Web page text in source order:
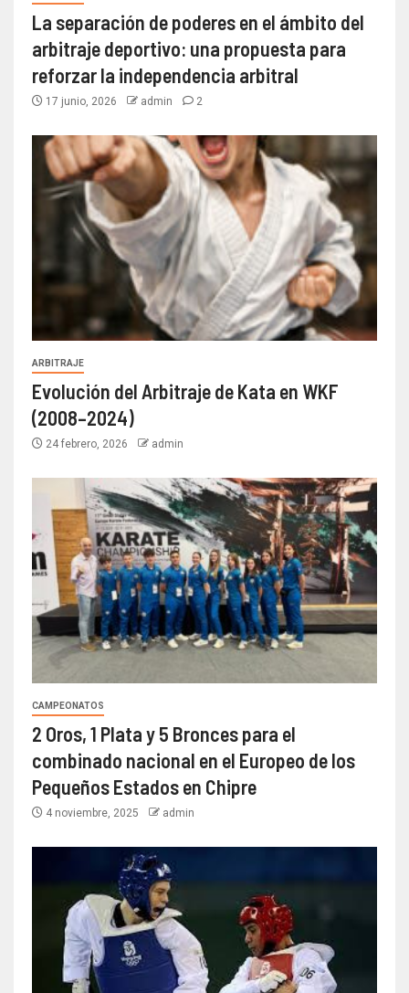
La separación de poderes en el ámbito del
arbitraje deportivo: una propuesta para
reforzar la independencia arbitral
17 junio, 2026 admin 2
ARBITRAJE
Evolución del Arbitraje de Kata en WKF
(2008–2024)
24 febrero, 2026 admin
CAMPEONATOS
2 Oros, 1 Plata y 5 Bronces para el
combinado nacional en el Europeo de los
Pequeños Estados en Chipre
4 noviembre, 2025 admin